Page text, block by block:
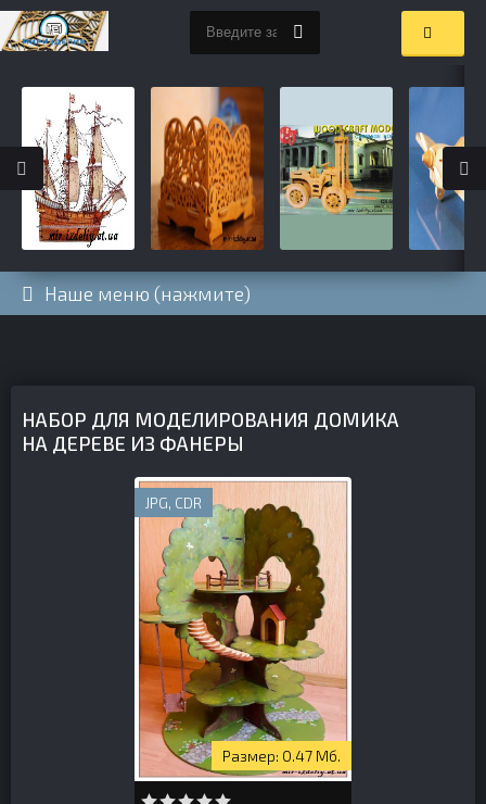
Наше меню (нажмите)
НАБОР ДЛЯ МОДЕЛИРОВАНИЯ ДОМИКА
НА ДЕРЕВЕ ИЗ ФАНЕРЫ
JPG, CDR
0.47 Мб.